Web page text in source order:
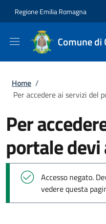
Regione Emilia Romagna
Comune di
Briciole di pane
Home /
Per accedere ai servizi del
Per
portale
Messaggio di
Accesso negato.
vedere questa